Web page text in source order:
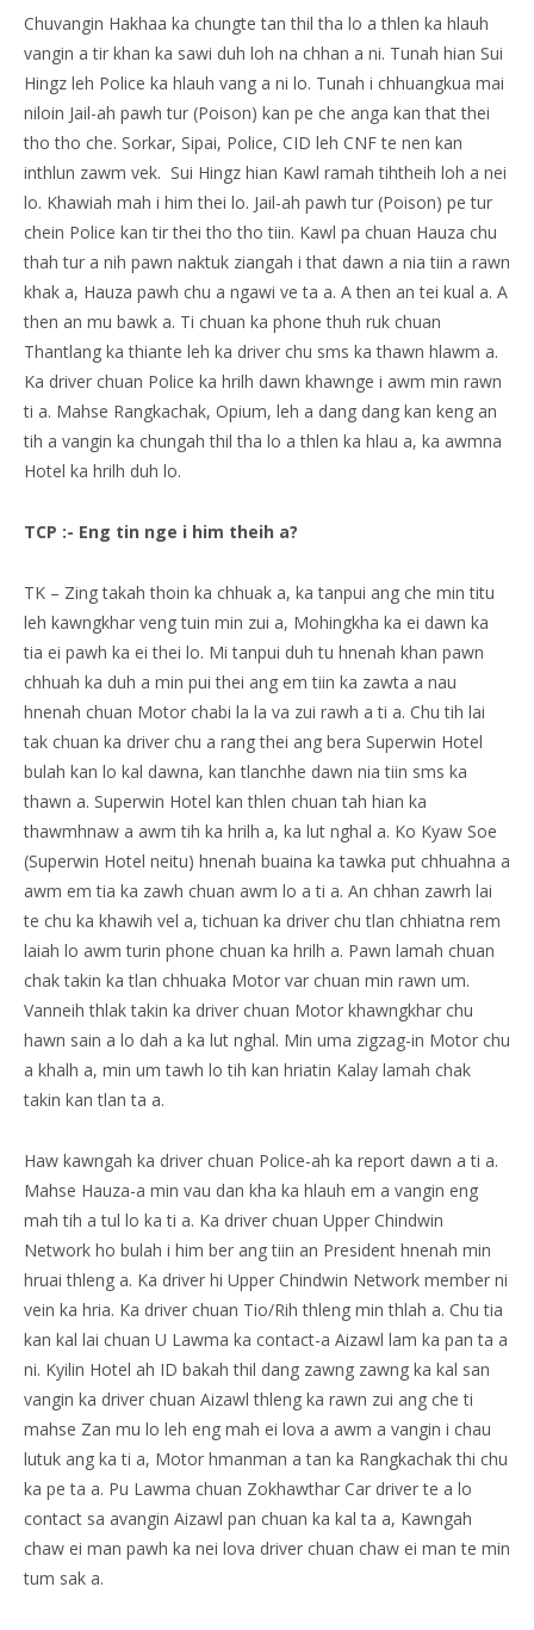
Chuvangin Hakhaa ka chungte tan thil tha lo a thlen ka hlauh
vangin a tir khan ka sawi duh loh na chhan a ni. Tunah hian Sui
Hingz leh Police ka hlauh vang a ni lo. Tunah i chhuangkua mai
niloin Jail-ah pawh tur (Poison) kan pe che anga kan that thei
tho tho che. Sorkar, Sipai, Police, CID leh CNF te nen kan
inthlun zawm vek. Sui Hingz hian Kawl ramah tihtheih loh a nei
lo. Khawiah mah i him thei lo. Jail-ah pawh tur (Poison) pe tur
chein Police kan tir thei tho tho tiin. Kawl pa chuan Hauza chu
thah tur a nih pawn naktuk ziangah i that dawn a nia tiin a rawn
khak a, Hauza pawh chu a ngawi ve ta a. A then an tei kual a. A
then an mu bawk a. Ti chuan ka phone thuh ruk chuan
Thantlang ka thiante leh ka driver chu sms ka thawn hlawm a.
Ka driver chuan Police ka hrilh dawn khawnge i awm min rawn
ti a. Mahse Rangkachak, Opium, leh a dang dang kan keng an
tih a vangin ka chungah thil tha lo a thlen ka hlau a, ka awmna
Hotel ka hrilh duh lo.
TCP :- Eng tin nge i him theih a?
TK – Zing takah thoin ka chhuak a, ka tanpui ang che min titu
leh kawngkhar veng tuin min zui a, Mohingkha ka ei dawn ka
tia ei pawh ka ei thei lo. Mi tanpui duh tu hnenah khan pawn
chhuah ka duh a min pui thei ang em tiin ka zawta a nau
hnenah chuan Motor chabi la la va zui rawh a ti a. Chu tih lai
tak chuan ka driver chu a rang thei ang bera Superwin Hotel
bulah kan lo kal dawna, kan tlanchhe dawn nia tiin sms ka
thawn a. Superwin Hotel kan thlen chuan tah hian ka
thawmhnaw a awm tih ka hrilh a, ka lut nghal a. Ko Kyaw Soe
(Superwin Hotel neitu) hnenah buaina ka tawka put chhuahna a
awm em tia ka zawh chuan awm lo a ti a. An chhan zawrh lai
te chu ka khawih vel a, tichuan ka driver chu tlan chhiatna rem
laiah lo awm turin phone chuan ka hrilh a. Pawn lamah chuan
chak takin ka tlan chhuaka Motor var chuan min rawn um.
Vanneih thlak takin ka driver chuan Motor khawngkhar chu
hawn sain a lo dah a ka lut nghal. Min uma zigzag-in Motor chu
a khalh a, min um tawh lo tih kan hriatin Kalay lamah chak
takin kan tlan ta a.
Haw kawngah ka driver chuan Police-ah ka report dawn a ti a.
Mahse Hauza-a min vau dan kha ka hlauh em a vangin eng
mah tih a tul lo ka ti a. Ka driver chuan Upper Chindwin
Network ho bulah i him ber ang tiin an President hnenah min
hruai thleng a. Ka driver hi Upper Chindwin Network member ni
vein ka hria. Ka driver chuan Tio/Rih thleng min thlah a. Chu tia
kan kal lai chuan U Lawma ka contact-a Aizawl lam ka pan ta a
ni. Kyilin Hotel ah ID bakah thil dang zawng zawng ka kal san
vangin ka driver chuan Aizawl thleng ka rawn zui ang che ti
mahse Zan mu lo leh eng mah ei lova a awm a vangin i chau
lutuk ang ka ti a, Motor hmanman a tan ka Rangkachak thi chu
ka pe ta a. Pu Lawma chuan Zokhawthar Car driver te a lo
contact sa avangin Aizawl pan chuan ka kal ta a, Kawngah
chaw ei man pawh ka nei lova driver chuan chaw ei man te min
tum sak a.